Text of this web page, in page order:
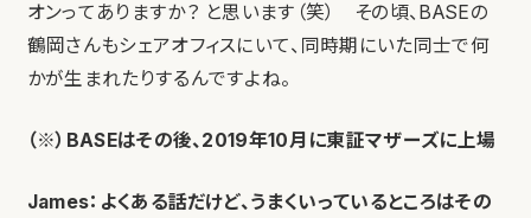
オンってありますか？ と思います（笑） その頃、BASEの
鶴岡さんもシェアオフィスにいて、同時期にいた同士で何
かが生まれたりするんですよね。
（※）BASEはその後、2019年10月に東証マザーズに上場
James：よくある話だけど、うまくいっているところはその